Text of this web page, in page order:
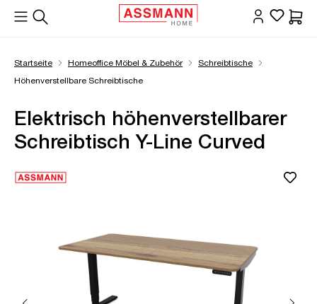
springen
Startseite Homeoffice Möbel & Zubehör
Schreibtische
Höhenverstellbare Schreibtische
Elektrisch höhenverstellbarer
Schreibtisch Y-Line Curved